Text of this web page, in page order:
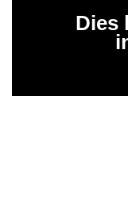
Dies